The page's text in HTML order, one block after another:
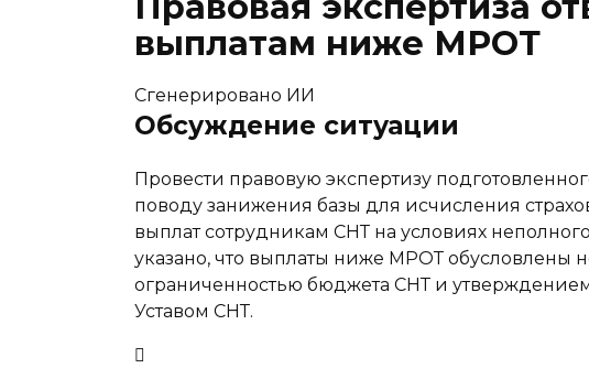
выплатам ниже МРОТ
Сгенерировано ИИ
Обсуждение ситуации
Провести правовую экспертизу
поводу занижения базы для исчисления
выплат сотрудникам СНТ на условиях
указано, что выплаты ниже МРОТ обусловлены
ограниченностью бюджета СНТ и
Уставом СНТ.